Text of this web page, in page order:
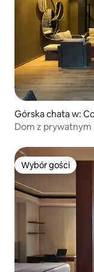
Górska chata w:
Dom z prywatnym
Wybór gości
Wybór gości